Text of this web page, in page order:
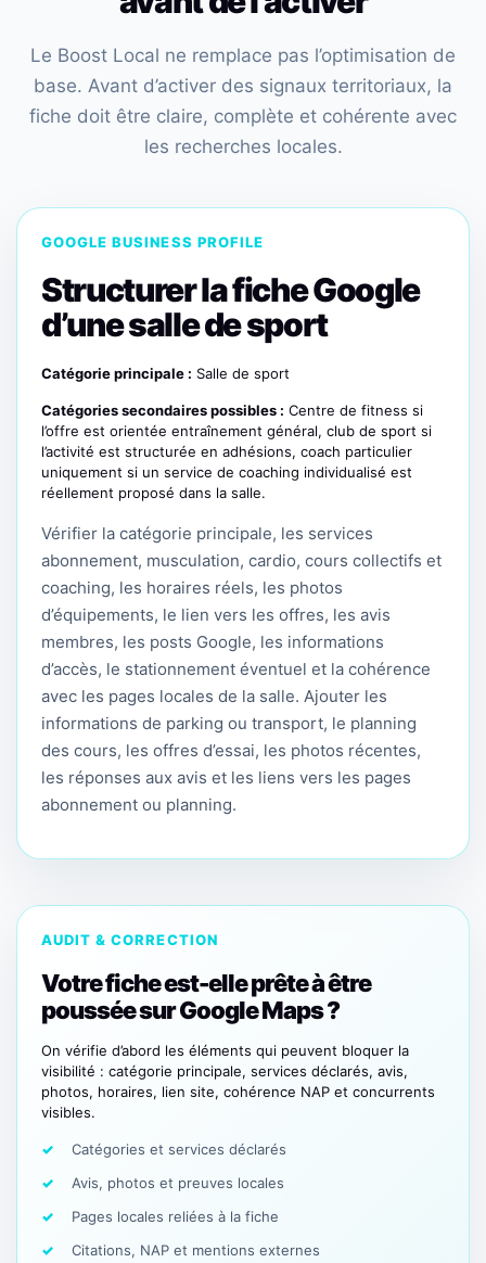
Le Boost Local ne remplace pas l’optimisation de
base. Avant d’activer des signaux territoriaux, la
fiche doit être claire, complète et cohérente avec
les recherches locales.
GOOGLE BUSINESS PROFILE
Structurer la fiche Google
d’une salle de sport
Catégorie principale : Salle de sport
Catégories secondaires possibles : Centre de fitness si
l’offre est orientée entraînement général, club de sport si
l’activité est structurée en adhésions, coach particulier
uniquement si un service de coaching individualisé est
réellement proposé dans la salle.
Vérifier la catégorie principale, les services
abonnement, musculation, cardio, cours collectifs et
coaching, les horaires réels, les photos
d’équipements, le lien vers les offres, les avis
membres, les posts Google, les informations
d’accès, le stationnement éventuel et la cohérence
avec les pages locales de la salle. Ajouter les
informations de parking ou transport, le planning
des cours, les offres d’essai, les photos récentes,
les réponses aux avis et les liens vers les pages
abonnement ou planning.
AUDIT & CORRECTION
Votre fiche est-elle prête à être
poussée sur Google Maps ?
On vérifie d’abord les éléments qui peuvent bloquer la
visibilité : catégorie principale, services déclarés, avis,
photos, horaires, lien site, cohérence NAP et concurrents
visibles.
Catégories et services déclarés
Avis, photos et preuves locales
Pages locales reliées à la fiche
Citations, NAP et mentions externes